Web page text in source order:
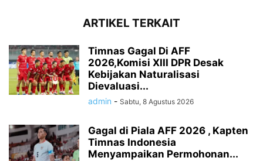
ARTIKEL TERKAIT
Timnas Gagal Di AFF
2026,Komisi XIII DPR Desak
Kebijakan Naturalisasi
Dievaluasi...
admin - Sabtu, 8 Agustus 2026
Gagal di Piala AFF 2026 , Kapten
Timnas Indonesia
Menyampaikan Permohonan...